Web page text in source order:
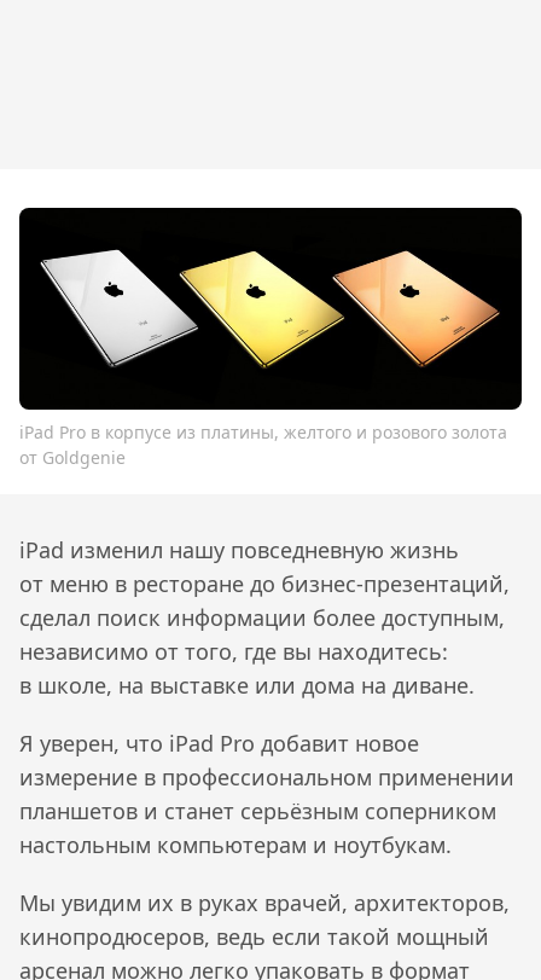
iPad Pro в корпусе из платины, желтого и розового золота
от Goldgenie
iPad изменил нашу повседневную жизнь
от меню в ресторане до бизнес-презентаций,
сделал поиск информации более доступным,
независимо от того, где вы находитесь:
в школе, на выставке или дома на диване.
Я уверен, что iPad Pro добавит новое
измерение в профессиональном применении
планшетов и станет серьёзным соперником
настольным компьютерам и ноутбукам.
Мы увидим их в руках врачей, архитекторов,
кинопродюсеров, ведь если такой мощный
арсенал можно легко упаковать в формат